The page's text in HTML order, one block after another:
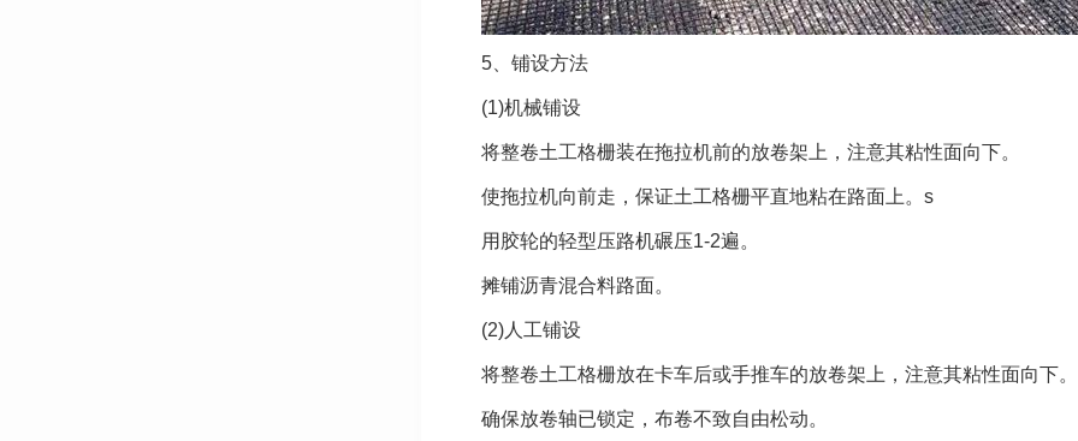
5、铺设方法
(1)机械铺设
将整卷土工格栅装在拖拉机前的放卷架上，注意其粘性面向下。
使拖拉机向前走，保证土工格栅平直地粘在路面上。s
用胶轮的轻型压路机碾压1-2遍。
摊铺沥青混合料路面。
(2)人工铺设
将整卷土工格栅放在卡车后或手推车的放卷架上，注意其粘性面向下。
确保放卷轴已锁定，布卷不致自由松动。